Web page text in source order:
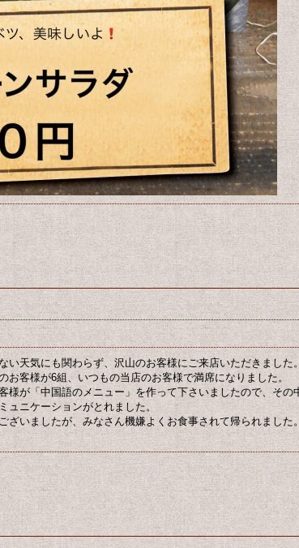
い天気にも関わらず、沢山のお客様にご来店いただきました
お客様が6組、いつもの当店のお客様で満席になりました。
様が「中国語のメニュー」を作って下さいましたので、その
ュニケーションがとれました。
ざいましたが、みなさん機嫌よくお食事されて帰られました